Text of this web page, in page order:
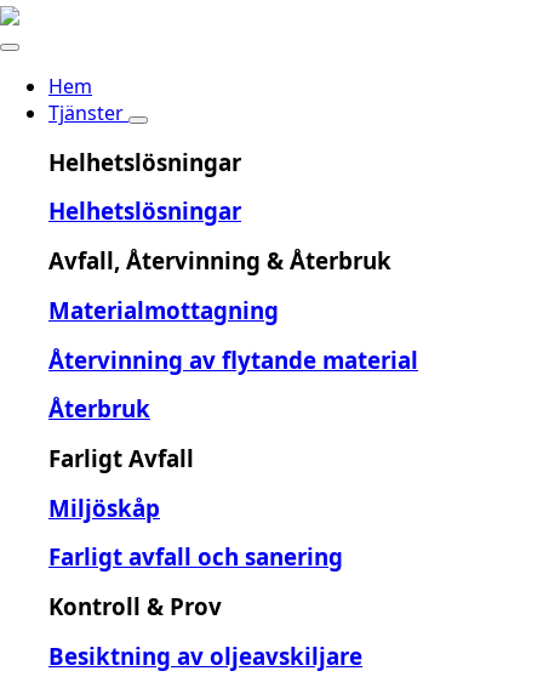
Hem
Tjänster
Helhetslösningar
Helhetslösningar
Avfall, Återvinning & Återbruk
Materialmottagning
Återvinning av flytande material
Återbruk
Farligt Avfall
Miljöskåp
Farligt avfall och sanering
Kontroll & Prov
Besiktning av oljeavskiljare